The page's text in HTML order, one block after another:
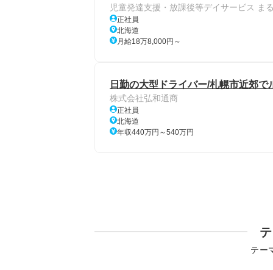
児童発達支援・放課後等デイサービス ま
正社員
北海道
月給18万8,000円～
日勤の大型ドライバー/札幌市近郊
株式会社弘和通商
正社員
北海道
年収440万円～540万円
テー